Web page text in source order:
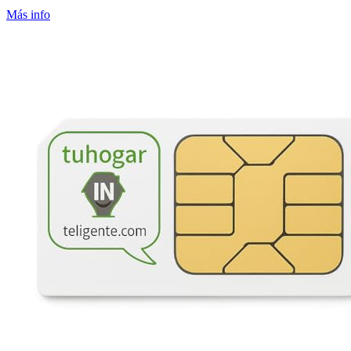
Más info